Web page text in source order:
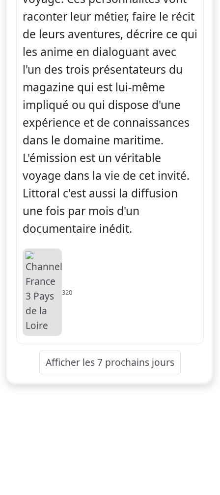
raconter leur métier, faire le récit
de leurs aventures, décrire ce qui
les anime en dialoguant avec
l'un des trois présentateurs du
magazine qui est lui-même
impliqué ou qui dispose d'une
expérience et de connaissances
dans le domaine maritime.
L'émission est un véritable
voyage dans la vie de cet invité.
Littoral c'est aussi la diffusion
une fois par mois d'un
documentaire inédit.
320
Afficher les 7 prochains jours